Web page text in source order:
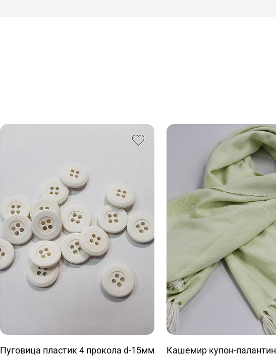
Пуговица пластик 4 прокола d-15мм
Кашемир купон-палантин